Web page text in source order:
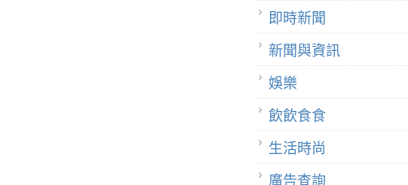
即時新聞
新聞與資訊
娛樂
飲飲食食
生活時尚
廣告查詢